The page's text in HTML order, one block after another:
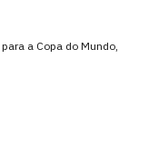
a Copa do Mundo,